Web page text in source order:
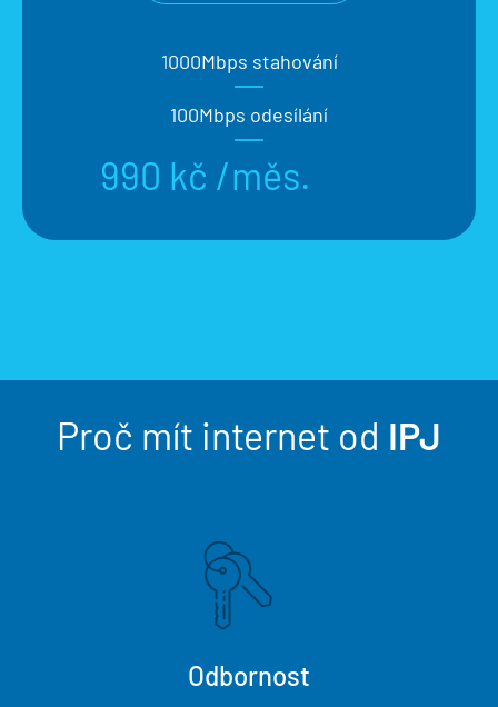
1000Mbps stahování
100Mbps odesílání
990 kč /měs.
Proč mít internet od IPJ
Odbornost